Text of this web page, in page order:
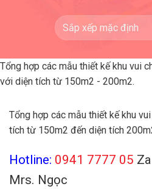
Tổng hợp các mẫu thiết kế khu vui
với diện tích từ 150m2 - 200m2.
Tổng hợp các mẫu thiết kế khu
tích từ 150m2 đến diện tích
Hotline: 0941 7777 05
Mrs. Ngọc